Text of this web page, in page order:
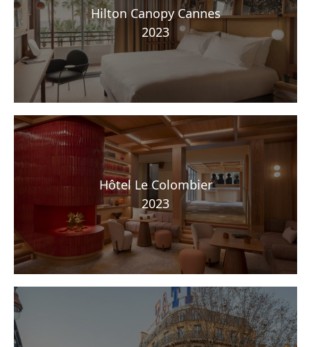
Hilton Canopy Cannes
2023
Hôtel Le Colombier
2023